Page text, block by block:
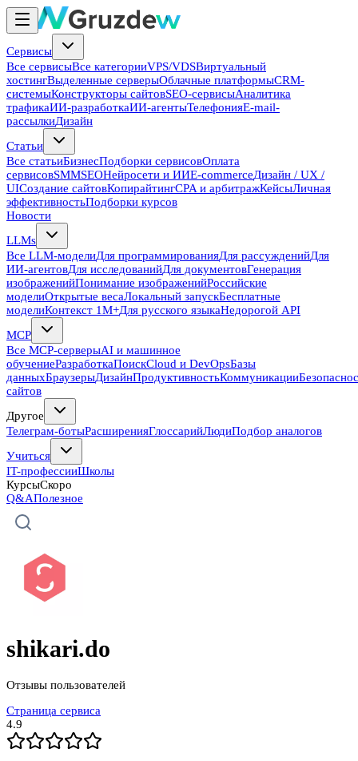
Сервисы
Все сервисыВсе категорииVPS/VDSВиртуальный
хостингВыделенные серверыОблачные платформыCRM-
системыКонструкторы сайтовSEO-сервисыАналитика
трафикаИИ-разработкаИИ-агентыТелефонияE-mail-
рассылкиДизайн
Статьи
Все статьиБизнесПодборки сервисовОплата
сервисовSMMSEOНейросети и ИИE-commerceДизайн / UX /
UIСоздание сайтовКопирайтингCPA и арбитражКейсыЛичная
эффективностьПодборки курсов
Новости
LLMs
Все LLM-моделиДля программированияДля рассужденийДля
ИИ-агентовДля исследованийДля документовГенерация
изображенийПонимание изображенийРоссийские
моделиОткрытые весаЛокальный запускБесплатные
моделиКонтекст 1M+Для русского языкаНедорогой API
MCP
Все MCP-серверыAI и машинное
обучениеРазработкаПоискCloud и DevOpsБазы
данныхБраузерыДизайнПродуктивностьКоммуникации
сайтов
Другое
Телеграм-ботыРасширенияГлоссарийЛюдиПодбор аналогов
Учиться
IT-профессииШколы
КурсыСкоро
Q&AПолезное
shikari.do
Отзывы пользователей
Страница сервиса
4.9